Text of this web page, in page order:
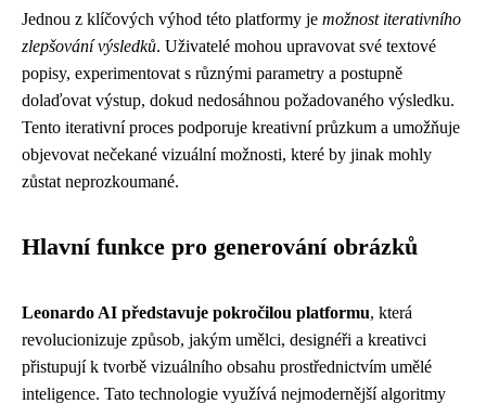
Jednou z klíčových výhod této platformy je možnost iterativního
zlepšování výsledků. Uživatelé mohou upravovat své textové
popisy, experimentovat s různými parametry a postupně
dolaďovat výstup, dokud nedosáhnou požadovaného výsledku.
Tento iterativní proces podporuje kreativní průzkum a umožňuje
objevovat nečekané vizuální možnosti, které by jinak mohly
zůstat neprozkoumané.
Hlavní funkce pro generování obrázků
Leonardo AI představuje pokročilou platformu, která
revolucionizuje způsob, jakým umělci, designéři a kreativci
přistupují k tvorbě vizuálního obsahu prostřednictvím umělé
inteligence. Tato technologie využívá nejmodernější algoritmy